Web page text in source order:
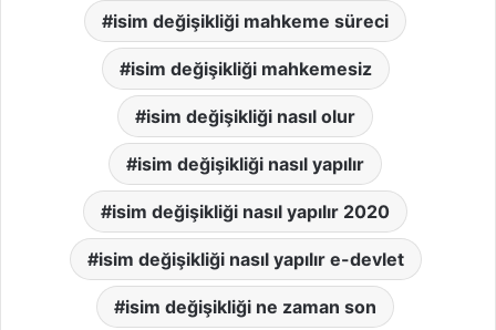
isim değişikliği mahkeme süreci
isim değişikliği mahkemesiz
isim değişikliği nasıl olur
isim değişikliği nasıl yapılır
isim değişikliği nasıl yapılır 2020
isim değişikliği nasıl yapılır e-devlet
isim değişikliği ne zaman son